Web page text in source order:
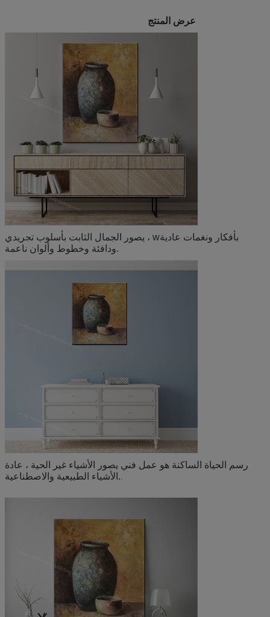
عرض المنتج
يصور الجمال الثابت بأسلوب تجريدي ، wبأفكار ونغمات عادية
ودافئة وخطوط وألوان ناعمة.
رسم الحياة الساكنة هو عمل فني يصور الأشياء غير الحية ، عادة
الأشياء الطبيعية والاصطناعية..